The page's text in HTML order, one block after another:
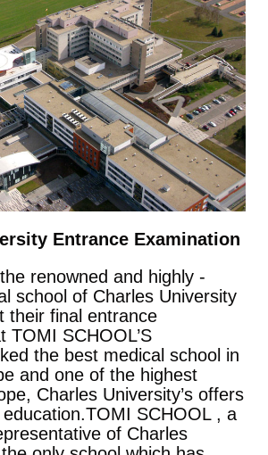
Entrance Examination
renowned and highly -
school of Charles University
their final entrance
TOMI SCHOOL’S
the best medical school in
and one of the highest
Charles University’s offers
SCHOOL , a
of Charles